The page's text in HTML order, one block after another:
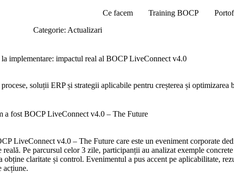
Ce facem Training BOCP
Categorie: Actualizari
implementare: impactul real al BOCP LiveConnect v4.0
soluții ERP și strategii aplicabile pentru creșterea și optimizarea
a fost BOCP LiveConnect v4.0 – The Future
LiveConnect v4.0 – The Future care este un eveniment corporate
Pe parcursul celor 3 zile, participanții au analizat exemple
obține claritate și control. Evenimentul a pus accent pe aplicabilitate,
acțiune.